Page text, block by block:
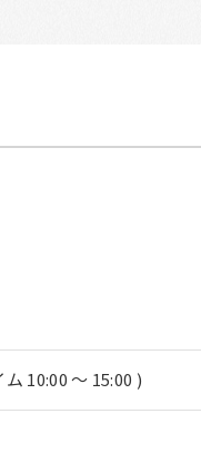
10:00 ～ 15:00 )